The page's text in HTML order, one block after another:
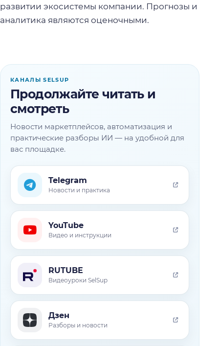
развитии экосистемы компании. Прогнозы и
аналитика являются оценочными.
КАНАЛЫ SELSUP
Продолжайте читать и
смотреть
Новости маркетплейсов, автоматизация и
практические разборы ИИ — на удобной для
вас площадке.
Telegram
Новости и практика
YouTube
Видео и инструкции
RUTUBE
Видеоуроки SelSup
Дзен
Разборы и новости